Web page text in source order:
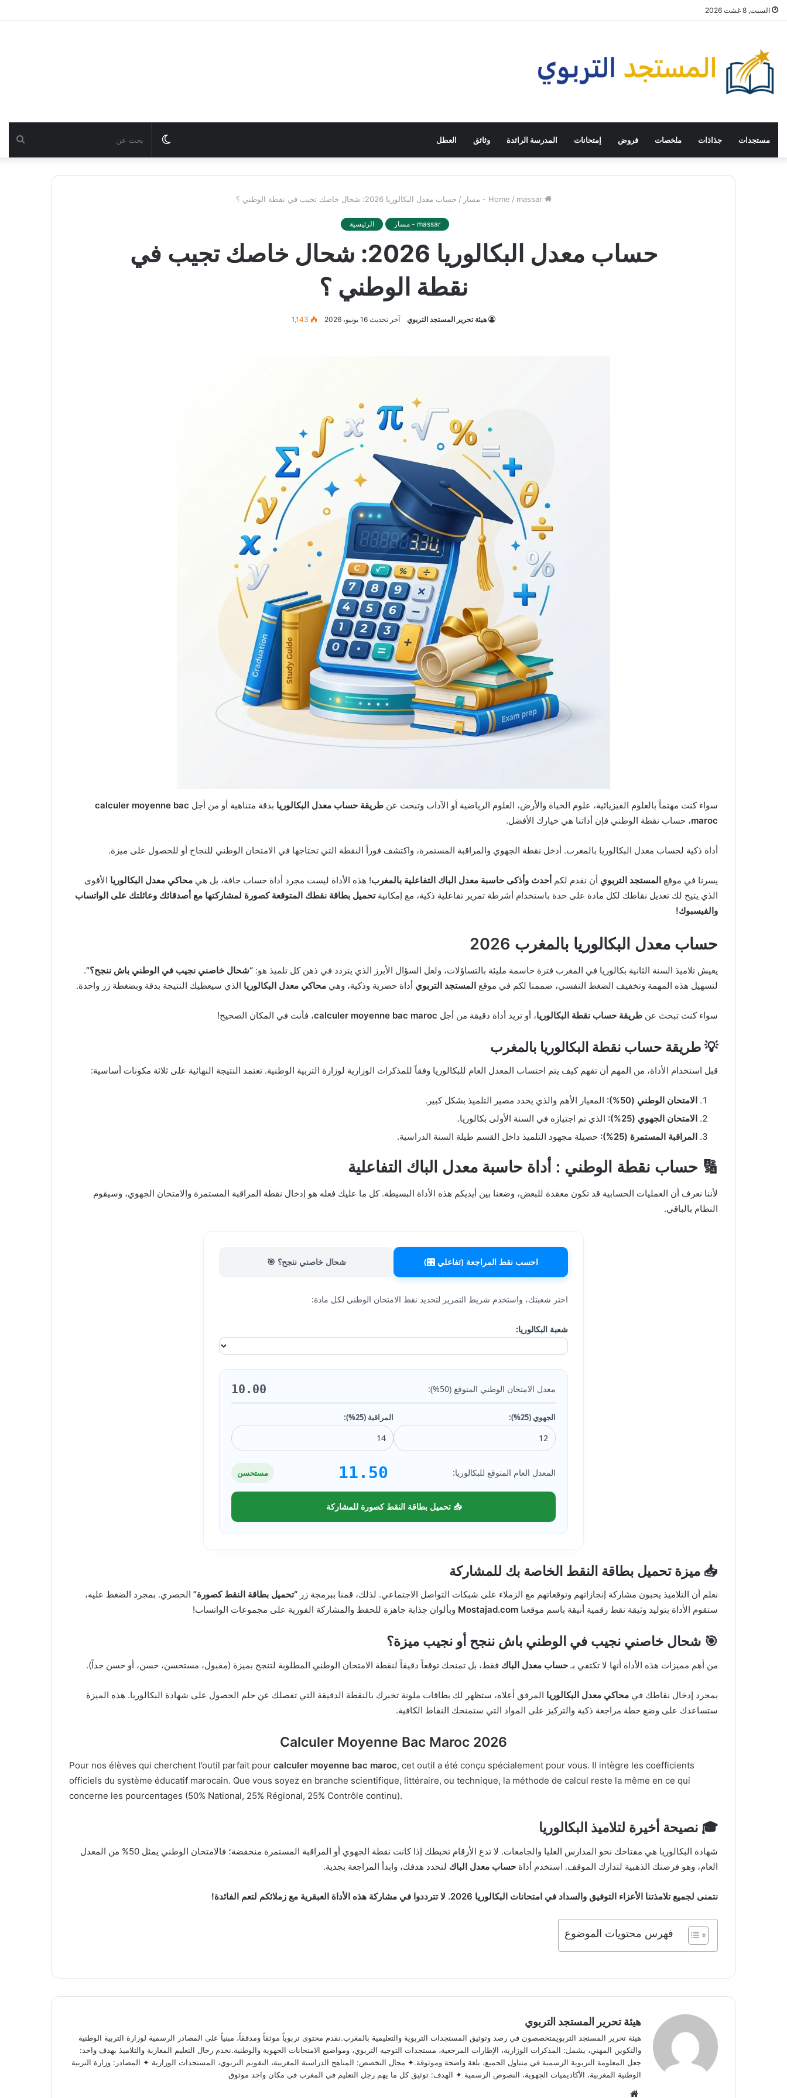
السبت, 8 غشت 2026
مستجدات جذاذات ملخصات فروض إمتحانات المدرسة الرائدة وثائق العطل بحث Switch
skin
Home
/ massar - مسار / حساب معدل البكالوريا 2026: شحال خاصك تجيب في نقطة الوطني ؟
massar - مسار الرئيسية
حساب معدل البكالوريا 2026: شحال خاصك تجيب في
نقطة الوطني ؟
هيئة تحرير المستجد التربوي آخر تحديث 16 يونيو، 2026 1,143
سواء كنت مهتماً بالعلوم الفيزيائية، علوم الحياة والأرض، العلوم الرياضية أو الآداب وتبحث عن طريقة حساب معدل البكالوريا بدقة متناهية أو من أجل calculer moyenne bac
maroc، حساب نقطة الوطني فإن أداتنا هي خيارك الأفضل.
أداة ذكية لحساب معدل البكالوريا بالمغرب. أدخل نقطة الجهوي والمراقبة المستمرة، واكتشف فوراً النقطة التي تحتاجها في الامتحان الوطني للنجاح أو للحصول على ميزة.
يسرنا في موقع المستجد التربوي أن نقدم لكم أحدث وأذكى حاسبة معدل الباك التفاعلية بالمغرب! هذه الأداة ليست مجرد أداة حساب جافة، بل هي محاكي معدل البكالوريا الأقوى
الذي يتيح لك تعديل نقاطك لكل مادة على حدة باستخدام أشرطة تمرير تفاعلية ذكية، مع إمكانيةتحميل بطاقة نقطك المتوقعة كصورة لمشاركتها مع أصدقائك وعائلتك على الواتساب
والفيسبوك!
حساب معدل البكالوريا بالمغرب 2026
يعيش تلاميذ السنة الثانية بكالوريا في المغرب فترة حاسمة مليئة بالتساؤلات، ولعل السؤال الأبرز الذي يتردد في ذهن كل تلميذ هو: “شحال خاصني نجيب في الوطني باش ننجح؟”.
لتسهيل هذه المهمة وتخفيف الضغط النفسي، صممنا لكم في موقع المستجد التربوي أداة حصرية وذكية، وهي محاكي معدل البكالوريا الذي سيعطيك النتيجة بدقة وبضغطة زر واحدة.
سواء كنت تبحث عن طريقة حساب نقطة البكالوريا، أو تريد أداة دقيقة من أجل calculer moyenne bac maroc، فأنت في المكان الصحيح!
💡 طريقة حساب نقطة البكالوريا بالمغرب
قبل استخدام الأداة، من المهم أن تفهم كيف يتم احتساب المعدل العام للبكالوريا وفقاً للمذكرات الوزارية لوزارة التربية الوطنية. تعتمد النتيجة النهائية على ثلاثة مكونات أساسية:
الامتحان الوطني (50%):
المعيار الأهم والذي يحدد مصير التلميذ بشكل كبير.
الامتحان الجهوي (25%):
الذي تم اجتيازه في السنة الأولى بكالوريا.
المراقبة المستمرة (25%):
حصيلة مجهود التلميذ داخل القسم طيلة السنة الدراسية.
🔢 حساب نقطة الوطني : أداة حاسبة معدل الباك التفاعلية
لأننا نعرف أن العمليات الحسابية قد تكون معقدة للبعض، وضعنا بين أيديكم هذه الأداة البسيطة. كل ما عليك فعله هو إدخال نقطة المراقبة المستمرة والامتحان الجهوي، وسيقوم
النظام بالباقي.
احسب نقط المراجعة (تفاعلي 🎛️) شحال خاصني ننجح؟ 🎯
اختر شعبتك، واستخدم شريط التمرير لتحديد نقط الامتحان الوطني لكل مادة:
شعبة البكالوريا:
معدل الامتحان الوطني المتوقع (50%): 10.00
الجهوي (25%): المراقبة (25%):
المعدل العام المتوقع للبكالوريا: 11.50 مستحسن
📥 تحميل بطاقة النقط كصورة للمشاركة
📥 ميزة تحميل بطاقة النقط الخاصة بك للمشاركة
نعلم أن التلاميذ يحبون مشاركة إنجازاتهم وتوقعاتهم مع الزملاء على شبكات التواصل الاجتماعي. لذلك، قمنا ببرمجة زر “تحميل بطاقة النقط كصورة” الحصري. بمجرد الضغط عليه،
ستقوم الأداة بتوليد وثيقة نقط رقمية أنيقة باسم موقعنا Mostajad.com وبألوان جذابة جاهزة للحفظ والمشاركة الفورية على مجموعات الواتساب!
🎯 شحال خاصني نجيب في الوطني باش ننجح أو نجيب ميزة؟
من أهم مميزات هذه الأداة أنها لا تكتفي بـحساب معدل الباك فقط، بل تمنحك توقعاً دقيقاً لنقطة الامتحان الوطني المطلوبة لتنجح بميزة (مقبول، مستحسن، حسن، أو حسن جداً).
بمجرد إدخال نقاطك في محاكي معدل البكالوريا المرفق أعلاه، ستظهر لك بطاقات ملونة تخبرك بالنقطة الدقيقة التي تفصلك عن حلم الحصول على شهادة البكالوريا. هذه الميزة
ستساعدك على وضع خطة مراجعة ذكية والتركيز على المواد التي ستمنحك النقاط الكافية.
Calculer Moyenne Bac Maroc 2026
Pour nos élèves qui cherchent l’outil parfait pour calculer moyenne bac maroc, cet outil a été conçu spécialement pour vous. Il intègre les coefficients
officiels du système éducatif marocain. Que vous soyez en branche scientifique, littéraire, ou technique, la méthode de calcul reste la même en ce qui
concerne les pourcentages (50% National, 25% Régional, 25% Contrôle continu).
🎓 نصيحة أخيرة لتلاميذ البكالوريا
شهادة البكالوريا هي مفتاحك نحو المدارس العليا والجامعات. لا تدع الأرقام تحبطك إذا كانت نقطة الجهوي أو المراقبة المستمرة منخفضة؛ فالامتحان الوطني يمثل 50% من المعدل
العام، وهو فرصتك الذهبية لتدارك الموقف. استخدم أداة حساب معدل الباك لتحدد هدفك، وابدأ المراجعة بجدية.
نتمنى لجميع تلامذتنا الأعزاء التوفيق والسداد في امتحانات البكالوريا 2026. لا تترددوا في مشاركة هذه الأداة العبقرية مع زملائكم لتعم الفائدة!
فهرس محتويات الموضوع
هيئة تحرير المستجد التربوي
هيئة تحرير المستجد التربويمتخصصون في رصد وتوثيق المستجدات التربوية والتعليمية بالمغرب.نقدم محتوى تربوياً موثقاً ومدققاً، مبنياً على المصادر الرسمية لوزارة التربية الوطنية
والتكوين المهني، يشمل: المذكرات الوزارية، الإطارات المرجعية، مستجدات التوجيه التربوي، ومواضيع الامتحانات الجهوية والوطنية.نخدم رجال التعليم المغاربة والتلاميذ بهدف واحد:
جعل المعلومة التربوية الرسمية في متناول الجميع، بلغة واضحة وموثوقة.✦ مجال التخصص: المناهج الدراسية المغربية، التقويم التربوي، المستجدات الوزارية ✦ المصادر: وزارة التربية
الوطنية المغربية، الأكاديميات الجهوية، النصوص الرسمية ✦ الهدف: توثيق كل ما يهم رجل التعليم في المغرب في مكان واحد موثوق